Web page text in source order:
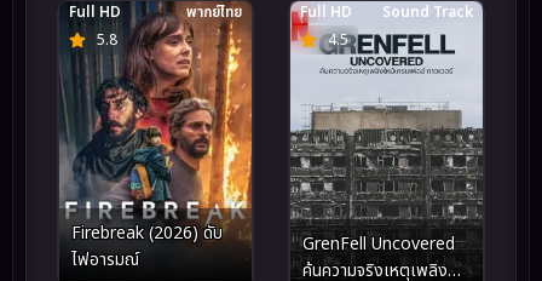
5.8
Full HD พากย์ไทย
Firebreak (2026) ดับ
ไฟอารมณ์
4.5
Full HD Sound Track
GrenFell Uncovered
ค้นความจริงเหตุเพลิง